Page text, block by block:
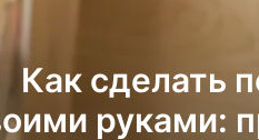
простые